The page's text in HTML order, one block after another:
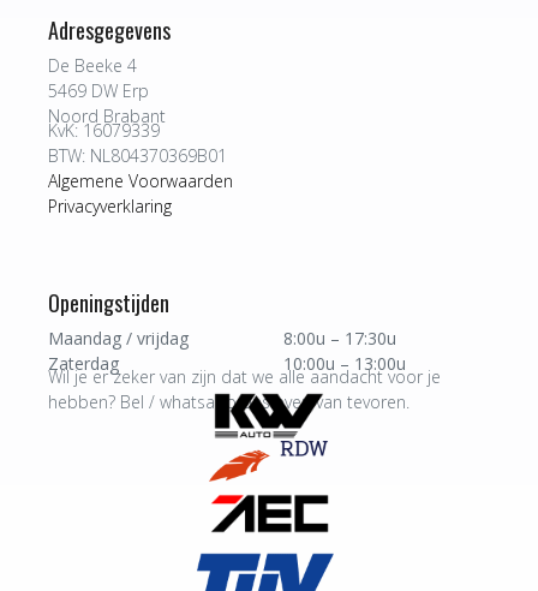
Adresgegevens
De Beeke 4
5469 DW Erp
Noord Brabant
KvK: 16079339
BTW: NL804370369B01
Algemene Voorwaarden
Privacyverklaring
Openingstijden
Maandag / vrijdag
8:00u – 17:30u
Zaterdag
10:00u – 13:00u
Wil je er zeker van zijn dat we alle aandacht voor je
hebben? Bel / whatsapp ons even van tevoren.